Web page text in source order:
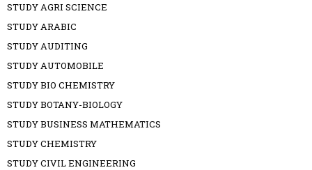
STUDY AGRI SCIENCE
STUDY ARABIC
STUDY AUDITING
STUDY AUTOMOBILE
STUDY BIO CHEMISTRY
STUDY BOTANY-BIOLOGY
STUDY BUSINESS MATHEMATICS
STUDY CHEMISTRY
STUDY CIVIL ENGINEERING